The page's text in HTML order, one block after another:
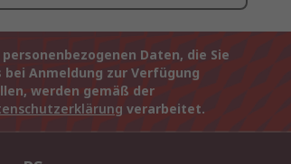
personenbezogenen Daten, die Sie
bei Anmeldung zur Verfügung
werden gemäß der
verarbeitet.